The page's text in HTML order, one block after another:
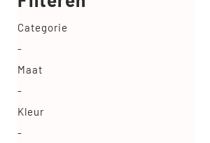
Categorie
-
Maat
-
Kleur
-